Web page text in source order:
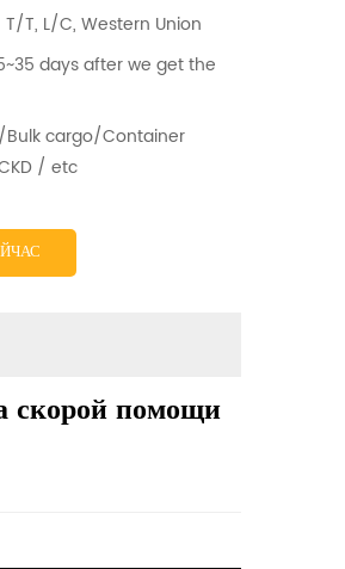
T/T, L/C, Western Union
days after we get the
Bulk cargo/Container
/ etc
скорой помощи